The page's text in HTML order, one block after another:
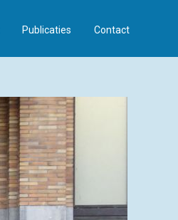
Publicaties Contact